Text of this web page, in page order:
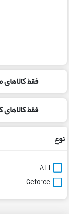
فقط
فقط کالاهای
نوع
ATI
Geforce